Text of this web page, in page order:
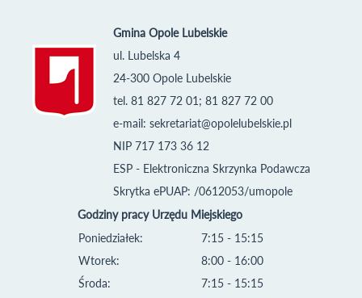
Gmina Opole Lubelskie
ul. Lubelska 4
24-300 Opole Lubelskie
tel. 81 827 72 01; 81 827 72 00
e-mail: sekretariat@opolelubelskie.pl
NIP 717 173 36 12
ESP - Elektroniczna Skrzynka Podawcza
Skrytka ePUAP: /0612053/umopole
Godziny pracy Urzędu Miejskiego
Poniedziałek:
Wtorek:
Środa:
7:15 - 15:15
8:00 - 16:00
7:15 - 15:15